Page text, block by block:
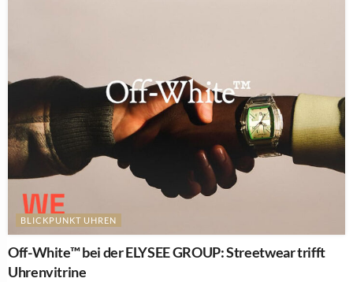
BLICKPUNKT UHREN
Off-White™ bei der ELYSEE GROUP: Streetwear trifft
Uhrenvitrine